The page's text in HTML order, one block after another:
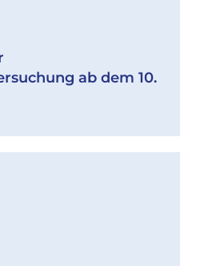
ab dem 10.